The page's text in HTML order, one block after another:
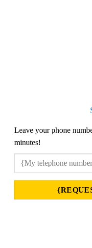
Leave your phone
minutes!